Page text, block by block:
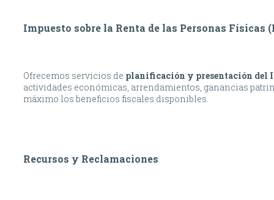
Impuesto sobre la Renta de las Personas Físicas
Ofrecemos servicios de planificación y presentación del
actividades económicas, arrendamientos, ganancias
máximo los beneficios fiscales disponibles.
Recursos y Reclamaciones